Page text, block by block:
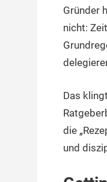
17.
Oktober
2016
terminal-
y
Urbi
et
orbi
Gründer
nicht:
Das
die
und